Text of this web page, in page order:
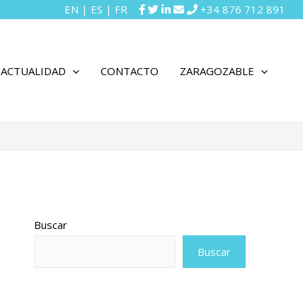
EN | ES | FR +34 876 712 891
ACTUALIDAD CONTACTO ZARAGOZABLE
Buscar
Buscar